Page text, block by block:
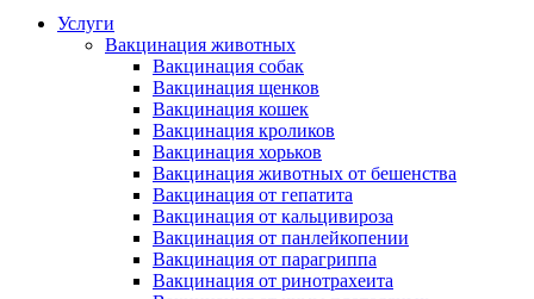
Услуги
Вакцинация животных
Вакцинация собак
Вакцинация щенков
Вакцинация кошек
Вакцинация кроликов
Вакцинация хорьков
Вакцинация животных от бешенства
Вакцинация от гепатита
Вакцинация от кальцивироза
Вакцинация от панлейкопении
Вакцинация от парагриппа
Вакцинация от ринотрахеита